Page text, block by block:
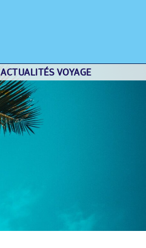
ACTUALITÉS VOYAGE